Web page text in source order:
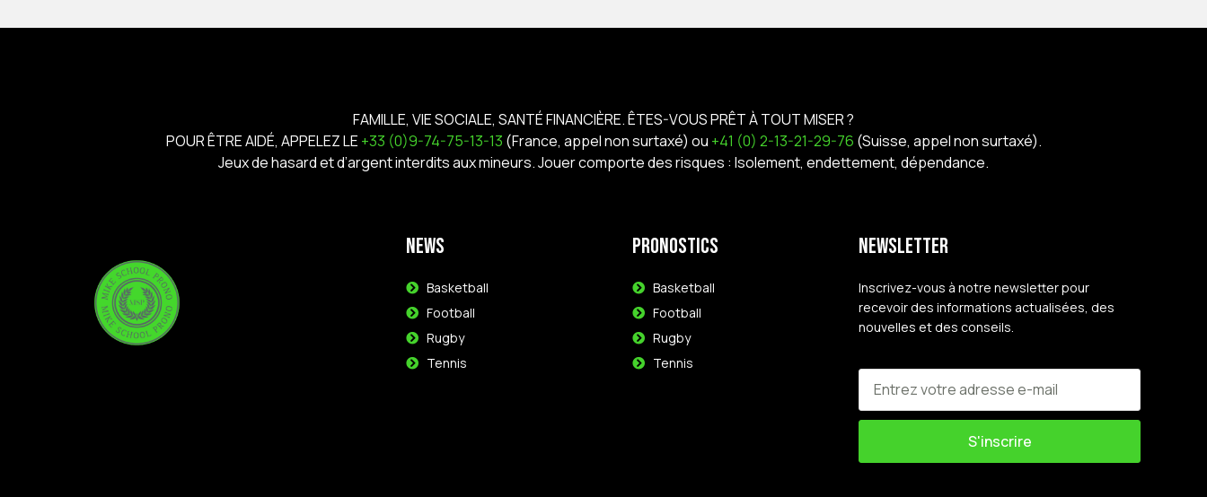
FAMILLE, VIE SOCIALE, SANTÉ FINANCIÈRE. ÊTES-VOUS PRÊT À TOUT MISER ?
POUR ÊTRE AIDÉ, APPELEZ LE +33 (0)9-74-75-13-13 (France, appel non surtaxé) ou +41 (0) 2-13-21-29-76 (Suisse, appel non surtaxé).
Jeux de hasard et d’argent interdits aux mineurs. Jouer comporte des risques : Isolement, endettement, dépendance.
News
Basketball
Football
Rugby
Tennis
Pronostics
Basketball
Football
Rugby
Tennis
Newsletter
Inscrivez-vous à notre newsletter pour
recevoir des informations actualisées, des
nouvelles et des conseils.
S'inscrire